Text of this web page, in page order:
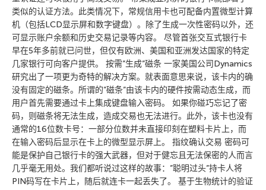
类似的认证方法。此类情况下，常规信用卡也可配备内置微型计算
机（包括LCD显示屏和数字键盘）。除了生成一次性密码以外，还
可显示账户余额和历史交易记录等内容。 尽管首张交互式银行卡
早在5年多前就已问世，但仅有欧洲、美国和亚洲发达国家的特定
几家银行可向客户提供。 按需”生成”磁条 一家美国公司Dynamics
研究出了一项更为奇特的解决方案。就表面意思来说，该卡内的确
没有固定的磁条。所谓的”磁条”由该卡内的硬件按需动态生成，而
用户首先需要通过卡上集成键盘输入密码。 如果你碰巧忘记了密
码，则磁条将无法生成，造成交易也无法进行。此外，该卡也没有
通常的16位数卡号：一部分位数并未直接印刻在塑料卡片上，而
在输入密码后显示在卡上的微型显示屏上。 指纹确认交易 密码可
能是保护自己银行卡的强大武器，但对于健忘且无法保密的人而言
几乎毫无用处。我们都听说过这样的故事：”聪明过头”持卡人将
PIN码写在卡片上，随后就连卡一起丢失了。 基于生物统计的验证